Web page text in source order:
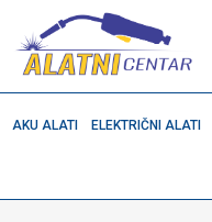
AKU ALATI ELEKTRIČNI ALATI